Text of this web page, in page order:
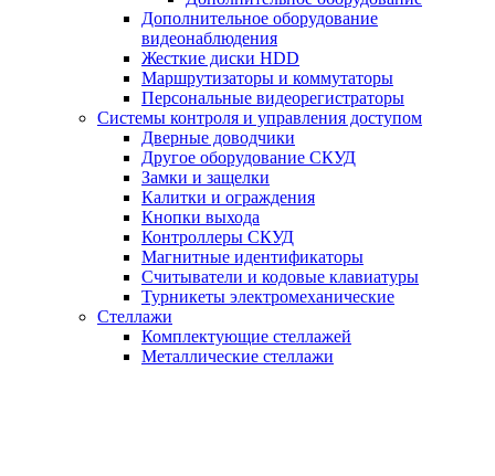
Дополнительное оборудование
видеонаблюдения
Жесткие диски HDD
Маршрутизаторы и коммутаторы
Персональные видеорегистраторы
Системы контроля и управления доступом
Дверные доводчики
Другое оборудование СКУД
Замки и защелки
Калитки и ограждения
Кнопки выхода
Контроллеры СКУД
Магнитные идентификаторы
Считыватели и кодовые клавиатуры
Турникеты электромеханические
Стеллажи
Комплектующие стеллажей
Металлические стеллажи